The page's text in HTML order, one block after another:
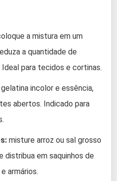
a mistura em um
a quantidade de
Ideal para tecidos e cortinas.
incolor e essência,
abertos. Indicado para
misture arroz ou sal grosso
distribua em saquinhos de
armários.